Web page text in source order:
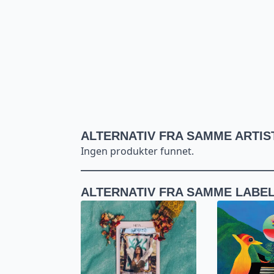
ALTERNATIV FRA SAMME
Ingen produkter funnet.
ALTERNATIV FRA SAMME